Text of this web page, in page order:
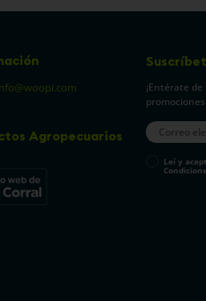
Agropecuarios
¡Entérate
Leí y